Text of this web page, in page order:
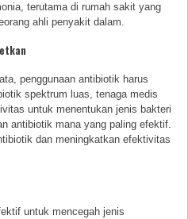
terutama di rumah sakit yang
ahli penyakit dalam.
penggunaan antibiotik harus
spektrum luas, tenaga medis
untuk menentukan jenis bakteri
antibiotik mana yang paling efektif.
dan meningkatkan efektivitas
untuk mencegah jenis